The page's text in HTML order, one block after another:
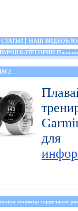
СТАТЬИ
НАШ
КАТЕГОРИИ
2
для
монитор сердечного